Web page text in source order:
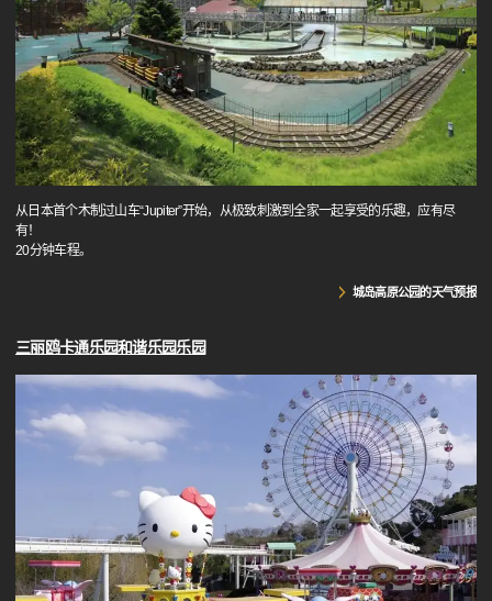
从日本首个木制过山车“Jupiter”开始，从极致刺激到全家一起享受的乐趣，应有尽
有！
20分钟车程。
城岛高原公园的天气预报
三丽鸥卡通乐园和谐乐园乐园